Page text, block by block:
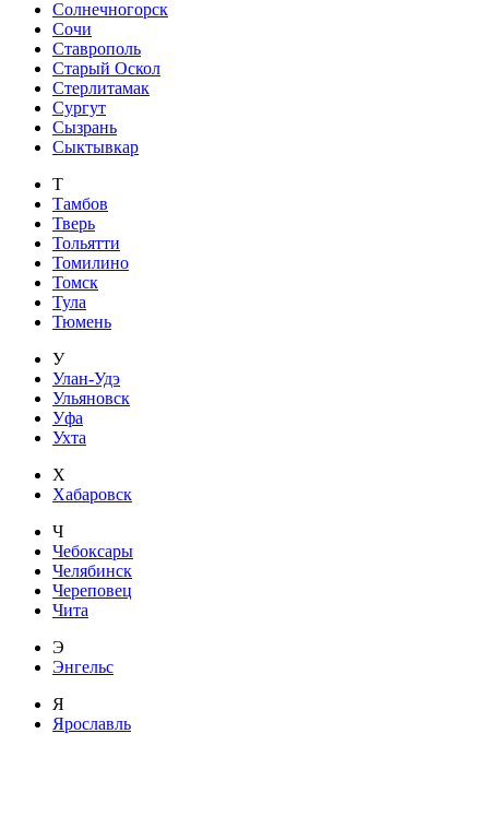
Солнечногорск
Сочи
Ставрополь
Старый Оскол
Стерлитамак
Сургут
Сызрань
Сыктывкар
Т
Тамбов
Тверь
Тольятти
Томилино
Томск
Тула
Тюмень
У
Улан-Удэ
Ульяновск
Уфа
Ухта
Х
Хабаровск
Ч
Чебоксары
Челябинск
Череповец
Чита
Э
Энгельс
Я
Ярославль